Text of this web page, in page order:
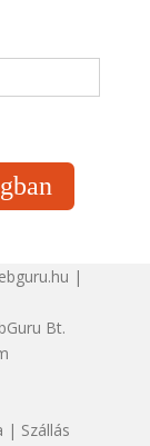
|
Bt.
| Szállás